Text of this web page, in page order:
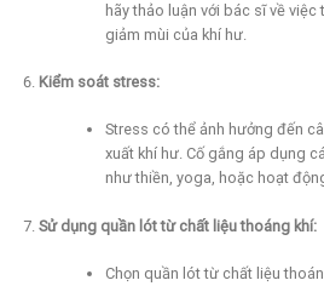
hãy thảo luận với bác sĩ về
giảm mùi của khí hư.
Kiểm soát stress:
Stress có thể ảnh hưởng đến
xuất khí hư. Cố gắng áp dụng
như thiền, yoga, hoặc hoạt
Sử dụng quần lót từ chất liệu thoáng khí:
Chọn quần lót từ chất liệu